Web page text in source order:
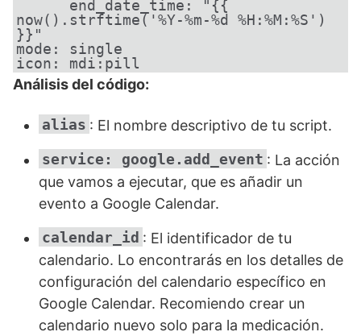
now().strftime('%Y-%m-%d %H:%M:%S')
}}"
mode: single
icon: mdi:pill
Análisis del código:
alias : El nombre descriptivo de tu script.
service: google.add_event : La acción
que vamos a ejecutar, que es añadir un
evento a Google Calendar.
calendar_id : El identificador de tu
calendario. Lo encontrarás en los detalles de
configuración del calendario específico en
Google Calendar. Recomiendo crear un
calendario nuevo solo para la medicación.